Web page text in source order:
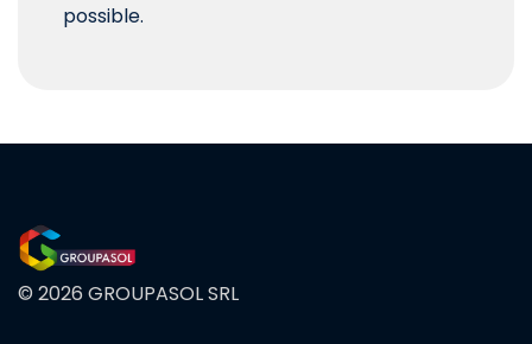
possible.
© 2026 GROUPASOL SRL